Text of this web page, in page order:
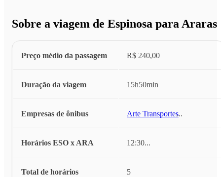
Sobre a viagem de Espinosa para Araras
Preço médio da passagem R$ 240,00
Duração da viagem 15h50min
Empresas de ônibus Arte Transportes...
Horários ESO x ARA 12:30...
Total de horários 5